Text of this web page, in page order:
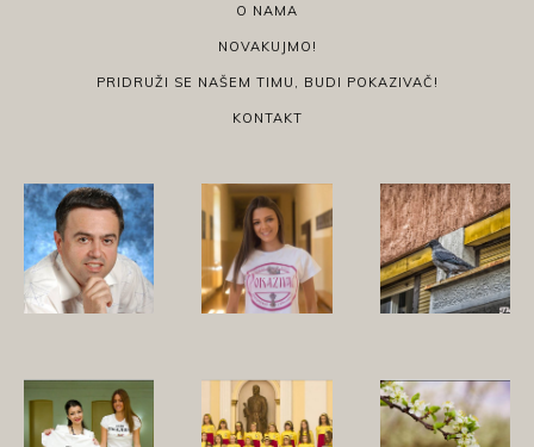
O NAMA
NOVAKUJMO!
PRIDRUŽI SE NAŠEM TIMU, BUDI POKAZIVAČ!
KONTAKT